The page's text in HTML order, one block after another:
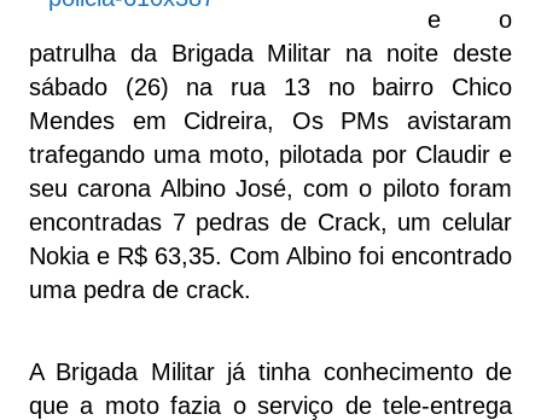
e o
patrulha da Brigada Militar na noite deste
sábado (26) na rua 13 no bairro Chico
Mendes em Cidreira, Os PMs avistaram
trafegando uma moto, pilotada por Claudir e
seu carona Albino José, com o piloto foram
encontradas 7 pedras de Crack, um celular
Nokia e R$ 63,35. Com Albino foi encontrado
uma pedra de crack.
A Brigada Militar já tinha conhecimento de
que a moto fazia o serviço de tele-entrega